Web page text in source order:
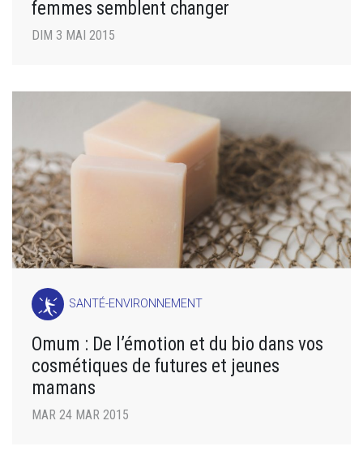
femmes semblent changer
DIM 3 MAI 2015
SANTÉ-ENVIRONNEMENT
Omum : De l’émotion et du bio dans vos
cosmétiques de futures et jeunes
mamans
MAR 24 MAR 2015